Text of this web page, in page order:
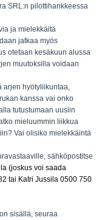
SRL:n pilottihankkeessa
ja mielekkäitä
jatkaa myös
otetaan kesäkuun alussa
muutoksilla voidaan
hyötyliikuntaa,
kanssa vai onko
tutustumaan uusiin
mieluummin liikkua
Vai olisiko mielekkäintä
sähköpostitse
(joskus voi saada
tai Katri Jussila 0500 750
sisällä, seuraa